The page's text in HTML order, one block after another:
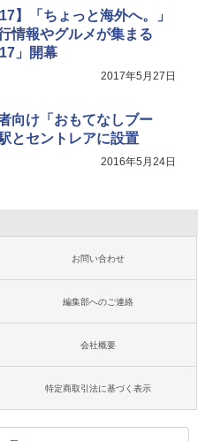
】「ちょっと海外へ。」
情報やグルメが集まる
」開幕
2017年5月27日
向け「おもてなしブー
とセントレアに設置
2016年5月24日
お問い合わせ
編集部へのご連絡
会社概要
特定商取引法に基づく表示